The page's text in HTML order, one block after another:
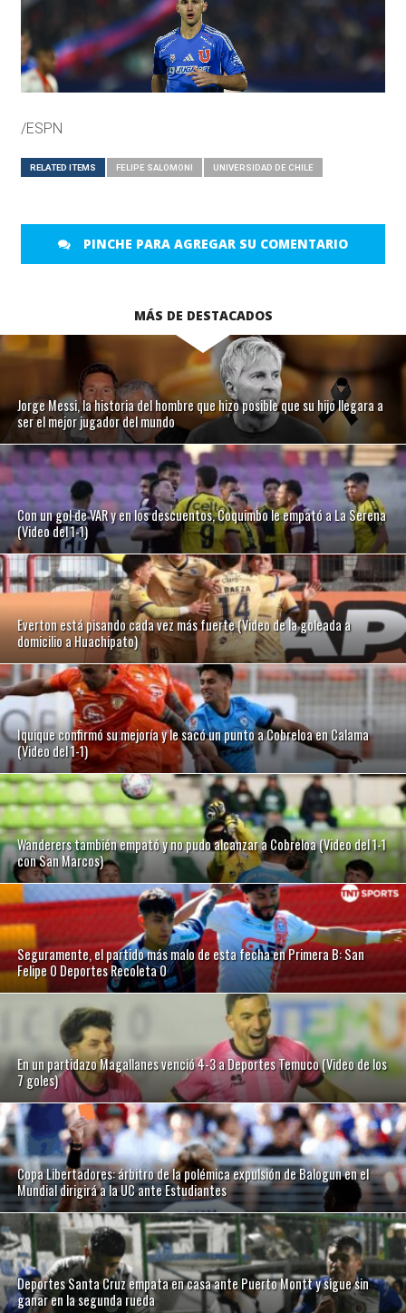
/ESPN
RELATED ITEMS FELIPE SALOMONI UNIVERSIDAD DE CHILE
PINCHE PARA AGREGAR SU COMENTARIO
MÁS DE DESTACADOS
Jorge Messi, la historia del hombre que hizo posible que su hijo llegara a
ser el mejor jugador del mundo
Con un gol de VAR y en los descuentos, Coquimbo le empató a La Serena
(Video del 1-1)
Everton está pisando cada vez más fuerte (Video de la goleada a
domicilio a Huachipato)
Iquique confirmó su mejoría y le sacó un punto a Cobreloa en Calama
(Video del 1-1)
Wanderers también empató y no pudo alcanzar a Cobreloa (Video del 1-1
con San Marcos)
Seguramente, el partido más malo de esta fecha en Primera B: San
Felipe 0 Deportes Recoleta 0
En un partidazo Magallanes venció 4-3 a Deportes Temuco (Video de los
7 goles)
Copa Libertadores: árbitro de la polémica expulsión de Balogun en el
Mundial dirigirá a la UC ante Estudiantes
Deportes Santa Cruz empata en casa ante Puerto Montt y sigue sin
ganar en la segunda rueda